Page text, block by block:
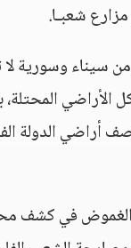
شعبـا.
سيناء وسورية
الأراضي
خلال حرب 1948 نصف
الغموض في كشف